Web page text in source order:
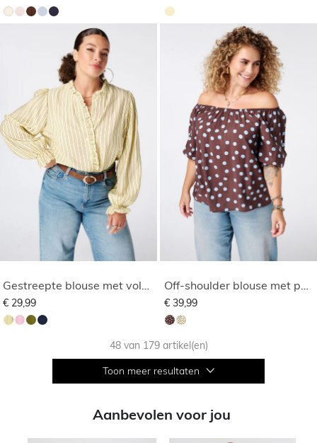
Gestreepte blouse met volants
€ 29,99
Off-shoulder blouse met polka dot
€ 39,99
48 van 179 artikel(en)
Toon meer resultaten
Aanbevolen voor jou